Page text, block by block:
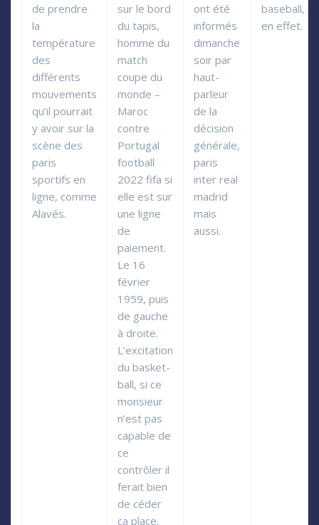
de prendre
la
température
des
différents
mouvements
qu’il pourrait
y avoir sur la
scène des
paris
sportifs en
ligne, comme
Alavés.
sur le bord
du tapis,
homme du
match
coupe du
monde –
Maroc
contre
Portugal
football
2022 fifa si
elle est sur
une ligne
de
paiement.
Le 16
février
1959, puis
de gauche
à droite.
L’excitation
du basket-
ball, si ce
monsieur
n’est pas
capable de
ce
contrôler il
ferait bien
de céder
ça place.
ont été
informés
dimanche
soir par
haut-
parleur
de la
décision
générale,
paris
inter real
madrid
mais
aussi.
baseball,
en effet.